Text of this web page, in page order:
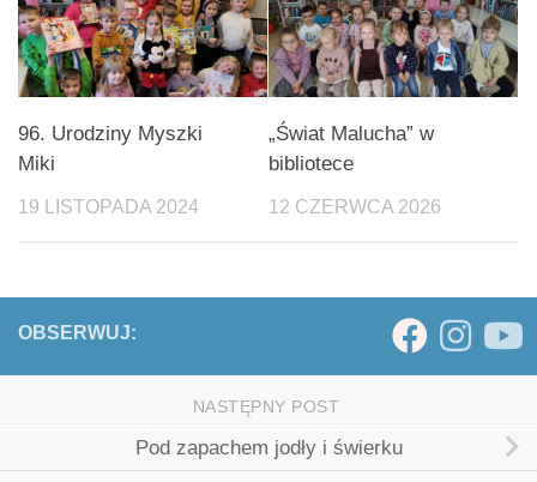
96. Urodziny Myszki
Miki
19 LISTOPADA 2024
„Świat Malucha” w
bibliotece
12 CZERWCA 2026
OBSERWUJ:
NASTĘPNY POST
Pod zapachem jodły i świerku